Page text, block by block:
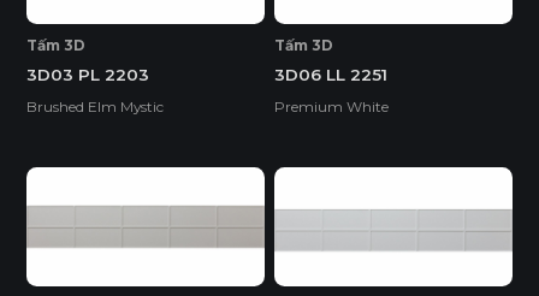
Tấm 3D
3D03 PL 2203
Brushed Elm Mystic
Tấm 3D
3D06 LL 2251
Premium White